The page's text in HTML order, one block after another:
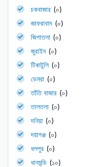
চকবাজার (০)
জাফরাবাদ (০)
জিগাতলা (০)
জুরাইন (০)
টিকাটুলি (০)
ডেমরা (০)
তাঁতি বাজার (০)
তালতলা (০)
দনিয়া (০)
দয়াগঞ্জ (০)
ধলপুর (০)
ধানমন্ডি (১০)